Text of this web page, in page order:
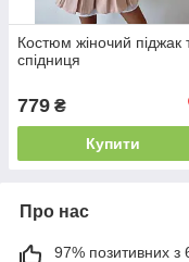
Костюм жіночий піджак
спідниця
779 ₴
Купити
Про нас
97% позитивних з